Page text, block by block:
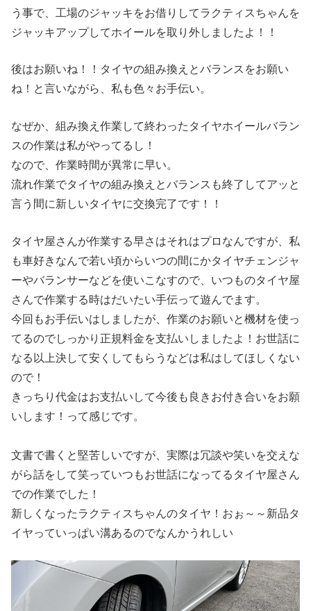
う事で、工場のジャッキをお借りしてラクティスちゃんを
ジャッキアップしてホイールを取り外しましたよ！！
後はお願いね！！タイヤの組み換えとバランスをお願い
ね！と言いながら、私も色々お手伝い。
なぜか、組み換え作業して終わったタイヤホイールバラン
スの作業は私がやってるし！
なので、作業時間が異常に早い。
流れ作業でタイヤの組み換えとバランスも終了してアッと
言う間に新しいタイヤに交換完了です！！
タイヤ屋さんが作業する早さはそれはプロなんですが、私
も車好きなんで若い頃からいつの間にかタイヤチェンジャ
ーやバランサーなどを使いこなすので、いつものタイヤ屋
さんで作業する時はだいたい手伝って遊んでます。
今回もお手伝いはしましたが、作業のお願いと機材を使っ
てるのでしっかり正規料金を支払いしましたよ！お世話に
なる以上決して安くしてもらうなどは私はしてほしくない
ので！
きっちり代金はお支払いして今後も良きお付き合いをお願
いします！って感じです。
文書で書くと堅苦しいですが、実際は冗談や笑いを交えな
がら話をして笑っていつもお世話になってるタイヤ屋さん
での作業でした！
新しくなったラクティスちゃんのタイヤ！おぉ～～新品タ
イヤっていっぱい溝あるのでなんかうれしい